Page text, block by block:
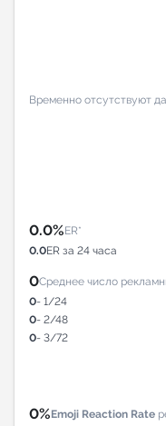
Временно отсутствуют
0.0%ER*
0.0ER за 24 часа
0Среднее число
0- 1/24
0- 2/48
0- 3/72
0%Emoji Reaction Rate